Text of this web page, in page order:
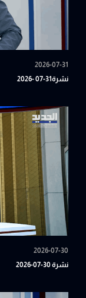
2026-07-31
نشرة31-07 -2026
2026-07-30
نشرة 30-07-2026